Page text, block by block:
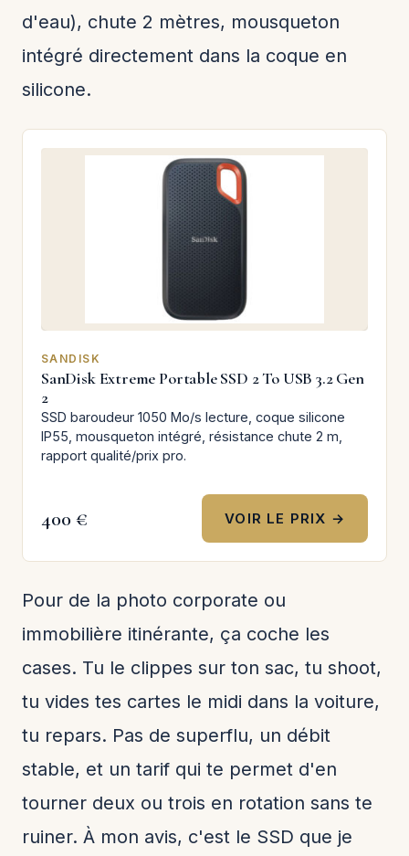
d'eau), chute 2 mètres, mousqueton
intégré directement dans la coque en
silicone.
SANDISK
SanDisk Extreme Portable SSD 2 To USB 3.2 Gen
2
SSD baroudeur 1050 Mo/s lecture, coque silicone
IP55, mousqueton intégré, résistance chute 2 m,
rapport qualité/prix pro.
400 € VOIR LE PRIX →
Pour de la photo corporate ou
immobilière itinérante, ça coche les
cases. Tu le clippes sur ton sac, tu shoot,
tu vides tes cartes le midi dans la voiture,
tu repars. Pas de superflu, un débit
stable, et un tarif qui te permet d'en
tourner deux ou trois en rotation sans te
ruiner. À mon avis, c'est le SSD que je